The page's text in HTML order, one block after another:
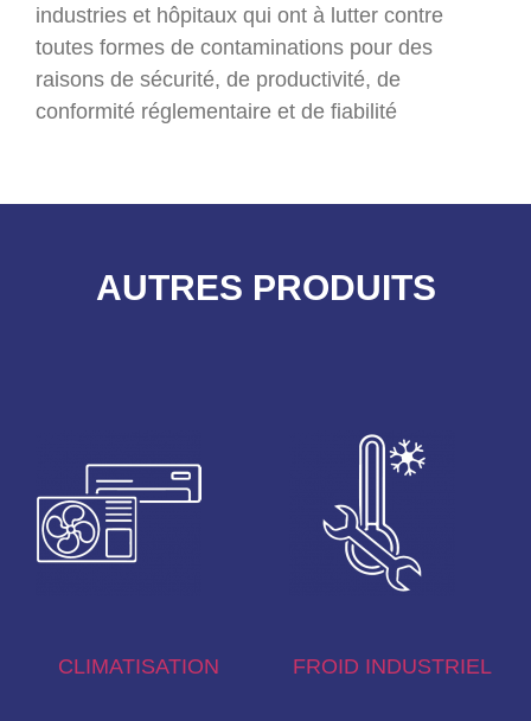
industries et hôpitaux qui ont à lutter contre
toutes formes de contaminations pour des
raisons de sécurité, de productivité, de
conformité réglementaire et de fiabilité
AUTRES PRODUITS
CLIMATISATION FROID INDUSTRIEL